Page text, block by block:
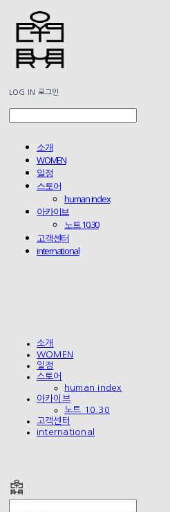
LOG IN 로그인
소개
WOMEN
일정
스토어
human index
아카이브
노트 10.30
고객센터
international
소개
WOMEN
일정
스토어
human index
아카이브
노트 10.30
고객센터
international